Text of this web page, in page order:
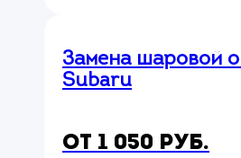
Замена шаровой
Subaru
от 1 050 руб.